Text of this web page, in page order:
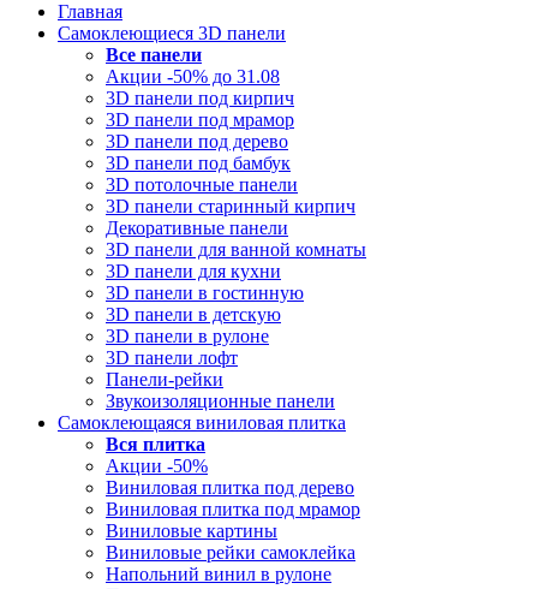
Главная
Самоклеющиеся 3D панели
Все панели
Акции -50% до 31.08
3D панели под кирпич
3D панели под мрамор
3D панели под дерево
3D панели под бамбук
3D потолочные панели
3D панели старинный кирпич
Декоративные панели
3D панели для ванной комнаты
3D панели для кухни
3D панели в гостинную
3D панели в детскую
3D панели в рулоне
3D панели лофт
Панели-рейки
Звукоизоляционные панели
Самоклеющаяся виниловая плитка
Вся плитка
Акции -50%
Виниловая плитка под дерево
Виниловая плитка под мрамор
Виниловые картины
Виниловые рейки самоклейка
Напольний винил в рулоне